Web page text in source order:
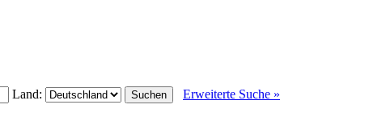
Land: Erweiterte Suche »